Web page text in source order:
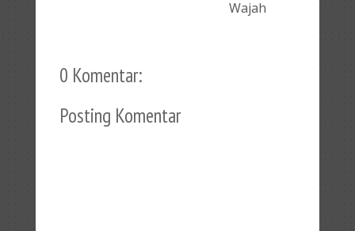
Wajah
0 Komentar:
Posting Komentar